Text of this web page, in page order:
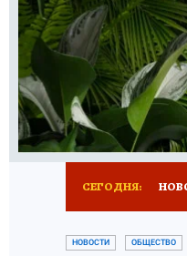
ПРЕСС-
РАДИО КП
СЕГОДНЯ:
НОВОСТИ ОБЩЕСТВО